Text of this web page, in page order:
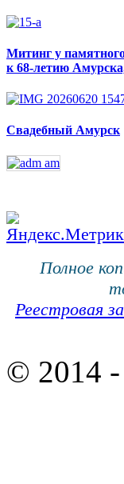
Митинг у
к 68-летию
Свадебный Амурск
Полное
Реестровая
© 2014 -